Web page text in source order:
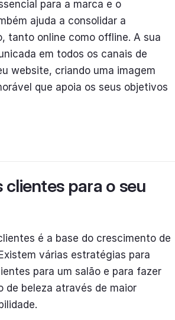
para a marca e o
ajuda a consolidar a
tanto online como offline. A sua
em todos os canais de
website, criando uma imagem
que apoia os seus objetivos
clientes para o seu
é a base do crescimento de
várias estratégias para
para um salão e para fazer
de beleza através de maior